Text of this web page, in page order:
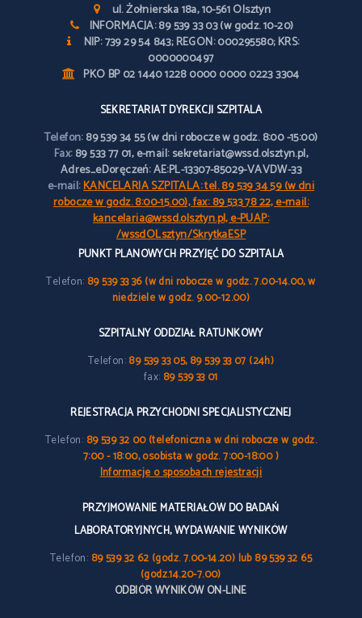
ul. Żołnierska 18a, 10-561 Olsztyn
INFORMACJA: 89 539 33 03 (w godz. 10-20)
NIP: 739 29 54 843; REGON: 000295580; KRS:
0000000497
PKO BP 02 1440 1228 0000 0000 0223 3304
SEKRETARIAT DYREKCJI SZPITALA
Telefon:89 539 34 55 (w dni robocze w godz. 8:00 -15:00)
Fax:89 533 77 01, e-mail: sekretariat@wssd.olsztyn.pl,
Adres_eDoręczeń: AE:PL-13307-85029-VAVDW-33
e-mail:KANCELARIA SZPITALA: tel. 89 539 34 59 (w dni
robocze w godz. 8:00-15.00), fax: 89 533 78 22, e-mail:
kancelaria@wssd.olsztyn.pl, e-PUAP:
/wssdOLsztyn/SkrytkaESP
PUNKT PLANOWYCH PRZYJĘĆ DO SZPITALA
Telefon: 89 539 33 36 (w dni robocze w godz. 7.00-14.00, w
niedziele w godz. 9.00-12.00)
SZPITALNY ODDZIAŁ RATUNKOWY
Telefon:89 539 33 05, 89 539 33 07 (24h)
fax: 89 539 33 01
REJESTRACJA PRZYCHODNI SPECJALISTYCZNEJ
Telefon: 89 539 32 00 (telefoniczna w dni robocze w godz.
7:00 - 18:00, osobista w godz. 7:00-18:00 )
Informacje o sposobach rejestracji
PRZYJMOWANIE MATERIAŁÓW DO BADAŃ
LABORATORYJNYCH, WYDAWANIE WYNIKÓW
Telefon: 89 539 32 62 (godz. 7.00-14.20) lub 89 539 32 65
(godz.14.20-7.00)
ODBIÓR WYNIKÓW ON-LINE